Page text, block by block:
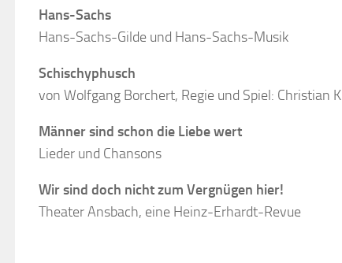
Hans-Sachs
Hans-Sachs-Gilde und Hans-Sachs-Musik
Schischyphusch
von Wolfgang Borchert, Regie und Spiel: Christian
Männer sind schon die Liebe wert
Lieder und Chansons
Wir sind doch nicht zum Vergnügen hier!
Theater Ansbach, eine Heinz-Erhardt-Revue